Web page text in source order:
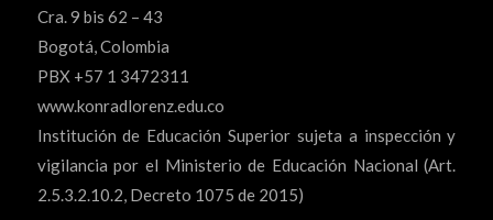
Cra. 9 bis 62 – 43
Bogotá, Colombia
PBX +57 1 3472311
www.konradlorenz.edu.co
Institución de Educación Superior sujeta a inspección y
vigilancia por el Ministerio de Educación Nacional (Art.
2.5.3.2.10.2, Decreto 1075 de 2015)